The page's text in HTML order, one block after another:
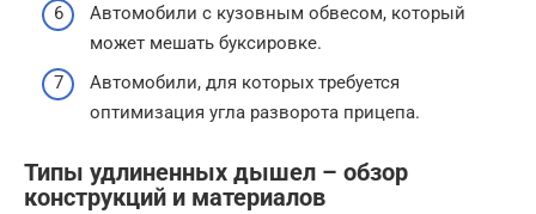
Автомобили с кузовным обвесом, который
может мешать буксировке.
Автомобили, для которых требуется
оптимизация угла разворота прицепа.
Типы удлиненных дышел – обзор
конструкций и материалов